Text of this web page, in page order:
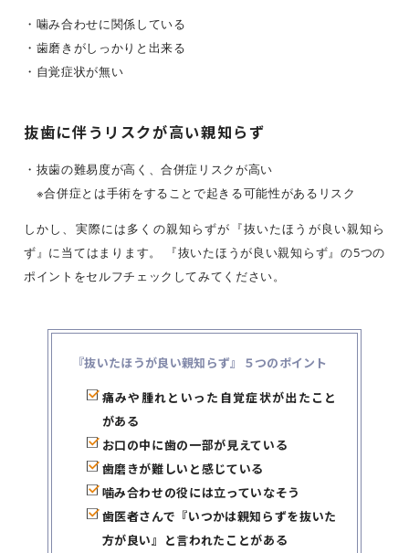
・噛み合わせに関係している
・歯磨きがしっかりと出来る
・自覚症状が無い
抜歯に伴うリスクが高い親知らず
・抜歯の難易度が高く、合併症リスクが高い
※合併症とは手術をすることで起きる可能性があるリスク
しかし、実際には多くの親知らずが『抜いたほうが良い親知ら
ず』に当てはまります。 『抜いたほうが良い親知らず』の5つの
ポイントをセルフチェックしてみてください。
『抜いたほうが良い親知らず』５つのポイント
痛みや腫れといった自覚症状が出たこと
がある
お口の中に歯の一部が見えている
歯磨きが難しいと感じている
噛み合わせの役には立っていなそう
歯医者さんで『いつかは親知らずを抜いた
方が良い』と言われたことがある